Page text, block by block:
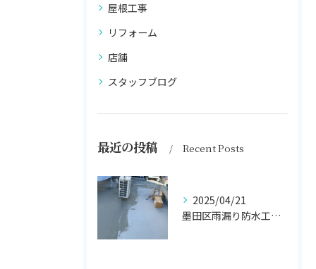
屋根工事
リフォーム
店舗
スタッフブログ
最近の投稿 Recent Posts
2025/04/21
墨田区雨漏り防水工事はナカオ塗装まで！！